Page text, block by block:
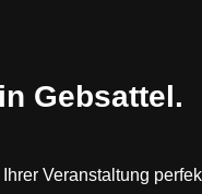
Gebsattel.
Veranstaltung